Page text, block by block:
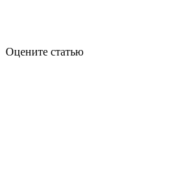
Оцените статью